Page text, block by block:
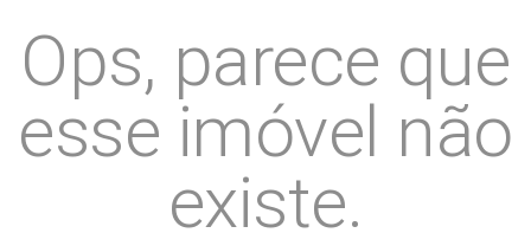
Ops, parece que
esse imóvel não
existe.